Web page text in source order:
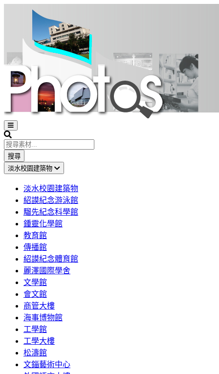
Open
sidebar
Search
搜尋
淡水校園建築物
淡水校園建築物
紹謨紀念游泳館
騮先紀念科學館
鍾靈化學館
教育館
傳播館
紹謨紀念體育館
麗澤國際學舍
文學館
會文館
商管大樓
海事博物館
工學館
工學大樓
松濤館
文錙藝術中心